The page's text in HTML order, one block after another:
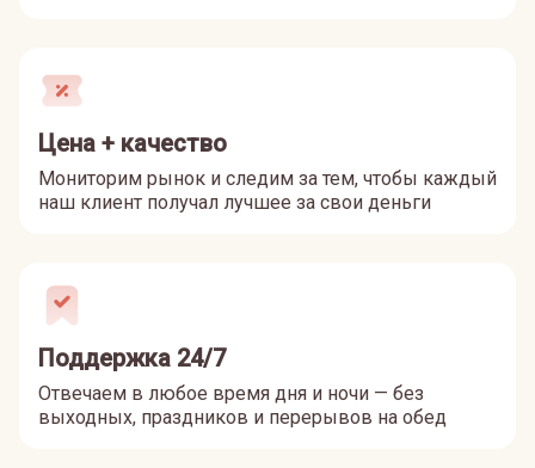
Цена + качество
Мониторим рынок и следим за тем, чтобы каждый
наш клиент получал лучшее за свои деньги
Поддержка 24/7
Отвечаем в любое время дня и ночи — без
выходных, праздников и перерывов на обед